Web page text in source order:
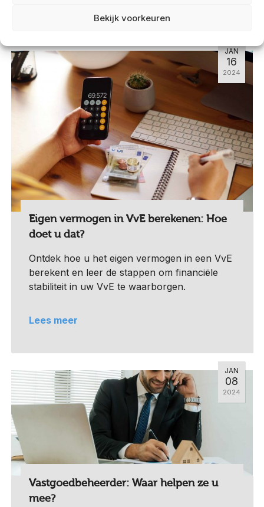
Bekijk voorkeuren
JAN
16
2024
Eigen vermogen in VvE berekenen: Hoe
doet u dat?
Ontdek hoe u het eigen vermogen in een VvE
berekent en leer de stappen om financiële
stabiliteit in uw VvE te waarborgen.
Lees meer
JAN
08
2024
Vastgoedbeheerder: Waar helpen ze u
mee?